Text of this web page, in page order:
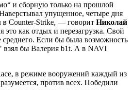
и сборную только на прошлой
упущенное, четыре дня
в Counter-Strike, — говорит Николай
как отдых и перезагрузка. Свой
Если бы была возможность
взял бы Валерия b1t. А в NAVI
в режиме вооружений каждый из
против всех. Победили